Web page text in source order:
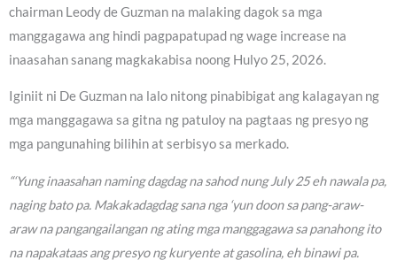
chairman Leody de Guzman na malaking dagok sa mga
manggagawa ang hindi pagpapatupad ng wage increase na
inaasahan sanang magkakabisa noong Hulyo 25, 2026.
Iginiit ni De Guzman na lalo nitong pinabibigat ang kalagayan ng
mga manggagawa sa gitna ng patuloy na pagtaas ng presyo ng
mga pangunahing bilihin at serbisyo sa merkado.
“‘Yung inaasahan naming dagdag na sahod nung July 25 eh nawala pa,
naging bato pa. Makakadagdag sana nga ‘yun doon sa pang-araw-
araw na pangangailangan ng ating mga manggagawa sa panahong ito
na napakataas ang presyo ng kuryente at gasolina, eh binawi pa.